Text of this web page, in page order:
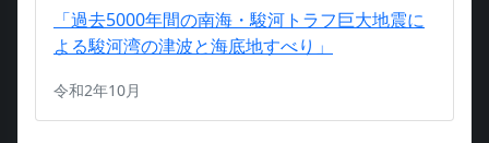
「過去5000年間の南海・駿河トラフ巨大地震に
よる駿河湾の津波と海底地すべり」
令和2年10月